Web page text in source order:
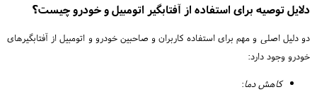
دلایل توصیه برای استفاده از آفتابگیر اتومبیل و خودرو چیست؟
دو دلیل اصلی و مهم برای استفاده کاربران و صاحبین خودرو و اتومبیل از آفتابگیرهای
خودرو وجود دارد:
کاهش دما: